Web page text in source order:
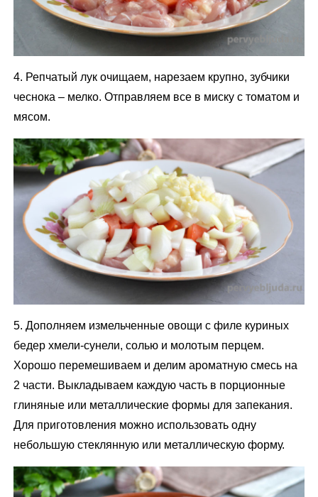
4. Репчатый лук очищаем, нарезаем крупно, зубчики
чеснока – мелко. Отправляем все в миску с томатом и
мясом.
5. Дополняем измельченные овощи с филе куриных
бедер хмели-сунели, солью и молотым перцем.
Хорошо перемешиваем и делим ароматную смесь на
2 части. Выкладываем каждую часть в порционные
глиняные или металлические формы для запекания.
Для приготовления можно использовать одну
небольшую стеклянную или металлическую форму.